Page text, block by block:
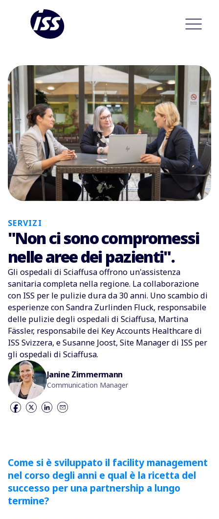
SERVIZI
"Non ci sono compromessi
nelle aree dei pazienti".
Gli ospedali di Sciaffusa offrono un'assistenza
sanitaria completa nella regione. La collaborazione
con ISS per le pulizie dura da 30 anni. Uno scambio di
esperienze con Sandra Zurlinden Fluck, responsabile
delle pulizie degli ospedali di Sciaffusa, Martina
Fässler, responsabile dei Key Accounts Healthcare di
ISS Svizzera, e Susanne Joost, Site Manager di ISS per
gli ospedali di Sciaffusa.
Janine Zimmermann
Communication Manager
Come si è sviluppato il facility management
nel corso degli anni e qual è la ricetta del
successo per una partnership a lungo
termine?